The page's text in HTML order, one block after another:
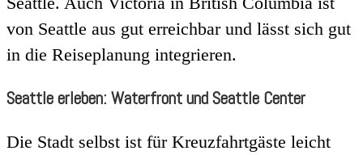
von Seattle aus gut erreichbar und lässt sich gut
in die Reiseplanung integrieren.
Seattle erleben: Waterfront und Seattle Center
Die Stadt selbst ist für Kreuzfahrtgäste leicht